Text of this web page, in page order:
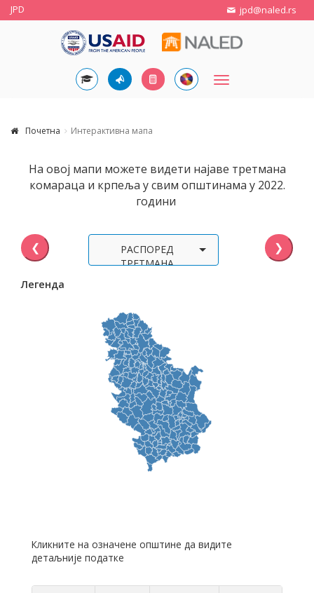
JPD jpd@naled.rs
Toggle
Почетна Интерактивна мапа
На овој мапи можете видети најаве третмана
комараца и крпеља у свим општинама у 2022.
години
❮
РАСПОРЕД
ТРЕТМАНА
❯
Легенда
Кликните на означене општине да видите
детаљније податке